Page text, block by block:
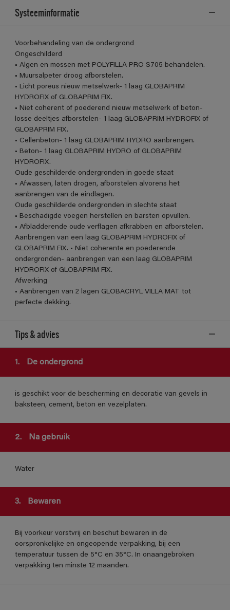
Systeeminformatie
Voorbehandeling van de ondergrond
Ongeschilderd
• Algen en mossen met POLYFILLA PRO S705 behandelen.
• Muursalpeter droog afborstelen.
• Licht poreus nieuw metselwerk- 1 laag GLOBAPRIM
HYDROFIX of GLOBAPRIM FIX.
• Niet coherent of poederend nieuw metselwerk of beton-
losse deeltjes afborstelen- 1 laag GLOBAPRIM HYDROFIX of
GLOBAPRIM FIX.
• Cellenbeton- 1 laag GLOBAPRIM HYDRO aanbrengen.
• Beton- 1 laag GLOBAPRIM HYDRO of GLOBAPRIM
HYDROFIX.
Oude geschilderde ondergronden in goede staat
• Afwassen, laten drogen, afborstelen alvorens het
aanbrengen van de eindlagen.
Oude geschilderde ondergronden in slechte staat
• Beschadigde voegen herstellen en barsten opvullen.
• Afbladderende oude verflagen afkrabben en afborstelen.
Aanbrengen van een laag GLOBAPRIM HYDROFIX of
GLOBAPRIM FIX. • Niet coherente en poederende
ondergronden- aanbrengen van een laag GLOBAPRIM
HYDROFIX of GLOBAPRIM FIX.
Afwerking
• Aanbrengen van 2 lagen GLOBACRYL VILLA MAT tot
perfecte dekking.
Tips & advies
1. De ondergrond
is geschikt voor de bescherming en decoratie van gevels in
baksteen, cement, beton en vezelplaten.
2. Na gebruik
Water
3. Bewaren
Bij voorkeur vorstvrij en beschut bewaren in de
oorspronkelijke en ongeopende verpakking, bij een
temperatuur tussen de 5°C en 35°C. In onaangebroken
verpakking ten minste 12 maanden.